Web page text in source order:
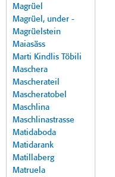
Magrüel
Magrüel, under -
Magrüelstein
Maiasäss
Marti Kindlis Töbili
Maschera
Mascherateil
Mascheratobel
Maschlina
Maschlinastrasse
Matidaboda
Matidarank
Matillaberg
Matruela